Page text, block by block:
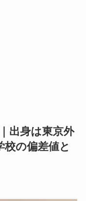
出身は東京外
校の偏差値と